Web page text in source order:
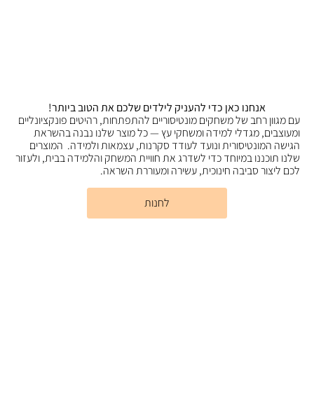
אנחנו כאן כדי להעניק לילדים שלכם את הטוב ביותר!
עם מגוון רחב של משחקים מונטיסוריים להתפתחות, רהיטים פונקציונליים
ומעוצבים, מגדלי למידה ומשחקי עץ — כל מוצר שלנו נבנה בהשראת
הגישה המונטיסורית ונועד לעודד סקרנות, עצמאות ולמידה. המוצרים
שלנו תוכננו במיוחד כדי לשדרג את חוויית המשחק והלמידה בבית, ולעזור
לכם ליצור סביבה חינוכית, עשירה ומעוררת השראה.
לחנות